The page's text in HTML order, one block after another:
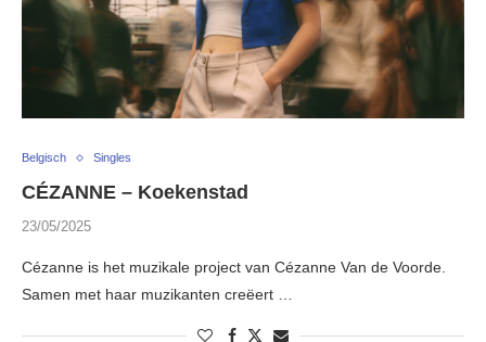
Belgisch Singles
CÉZANNE – Koekenstad
23/05/2025
Cézanne is het muzikale project van Cézanne Van de Voorde.
Samen met haar muzikanten creëert …